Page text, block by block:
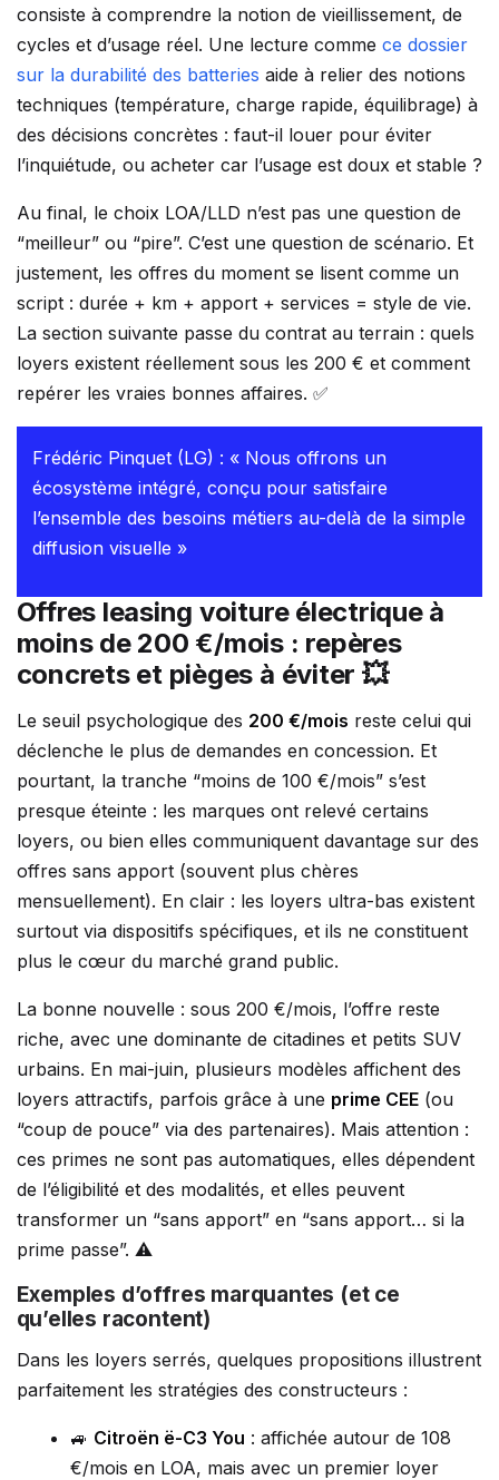
consiste à comprendre la notion de vieillissement, de
cycles et d’usage réel. Une lecture comme ce dossier
sur la durabilité des batteries aide à relier des notions
techniques (température, charge rapide, équilibrage) à
des décisions concrètes : faut-il louer pour éviter
l’inquiétude, ou acheter car l’usage est doux et stable ?
Au final, le choix LOA/LLD n’est pas une question de
“meilleur” ou “pire”. C’est une question de scénario. Et
justement, les offres du moment se lisent comme un
script : durée + km + apport + services = style de vie.
La section suivante passe du contrat au terrain : quels
loyers existent réellement sous les 200 € et comment
repérer les vraies bonnes affaires. ✅
Frédéric Pinquet (LG) : « Nous offrons un
écosystème intégré, conçu pour satisfaire
l’ensemble des besoins métiers au-delà de la simple
diffusion visuelle »
Offres leasing voiture électrique à
moins de 200 €/mois : repères
concrets et pièges à éviter 💥
Le seuil psychologique des 200 €/mois reste celui qui
déclenche le plus de demandes en concession. Et
pourtant, la tranche “moins de 100 €/mois” s’est
presque éteinte : les marques ont relevé certains
loyers, ou bien elles communiquent davantage sur des
offres sans apport (souvent plus chères
mensuellement). En clair : les loyers ultra-bas existent
surtout via dispositifs spécifiques, et ils ne constituent
plus le cœur du marché grand public.
La bonne nouvelle : sous 200 €/mois, l’offre reste
riche, avec une dominante de citadines et petits SUV
urbains. En mai-juin, plusieurs modèles affichent des
loyers attractifs, parfois grâce à une prime CEE(ou
“coup de pouce” via des partenaires). Mais attention :
ces primes ne sont pas automatiques, elles dépendent
de l’éligibilité et des modalités, et elles peuvent
transformer un “sans apport” en “sans apport… si la
prime passe”. ⚠️
Exemples d’offres marquantes (et ce
qu’elles racontent)
Dans les loyers serrés, quelques propositions illustrent
parfaitement les stratégies des constructeurs :
🚙 Citroën ë-C3 You : affichée autour de 108
€/mois en LOA, mais avec un premier loyer